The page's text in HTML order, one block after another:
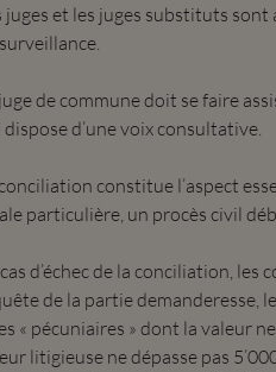
juges et les juges substituts
de commune doit se faire
d’une voix consultative.
constitue l’aspect
particulière, un procès civil
d’échec de la conciliation,
de la partie demanderesse,
« pécuniaires » dont la valeur
litigieuse ne dépasse pas